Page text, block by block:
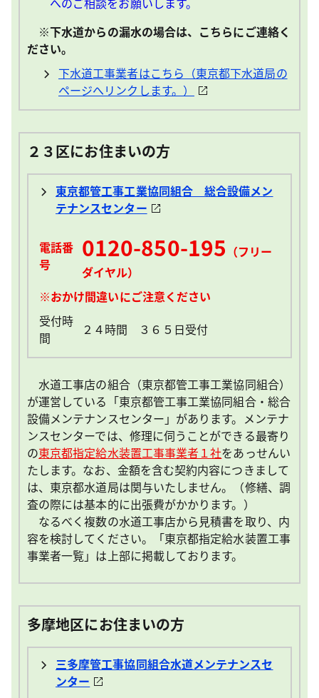
※下水道からの漏水の場合は、こちらにご連絡く
ださい。
下水道工事業者はこちら（東京都下水道局の
ページへリンクします。）
２３区にお住まいの方
東京都管工事工業協同組合 総合設備メン
テナンスセンター
電話番
号
0120-850-195 （フリー
ダイヤル）
※おかけ間違いにご注意ください
受付時
間
２４時間 ３６５日受付
水道工事店の組合（東京都管工事工業協同組合）
が運営している「東京都管工事工業協同組合・総合
設備メンテナンスセンター」があります。メンテナ
ンスセンターでは、修理に伺うことができる最寄り
の東京都指定給水装置工事事業者１社をあっせんい
たします。なお、金額を含む契約内容につきまして
は、東京都水道局は関与いたしません。（修繕、調
査の際には基本的に出張費がかかります。）
なるべく複数の水道工事店から見積書を取り、内
容を検討してください。「東京都指定給水装置工事
事業者一覧」は上部に掲載しております。
多摩地区にお住まいの方
三多摩管工事協同組合水道メンテナンスセ
ンター